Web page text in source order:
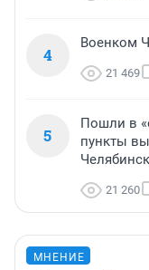
4
Военком
21 469
5
Пошли в
пункты
21 260
МНЕНИЕ